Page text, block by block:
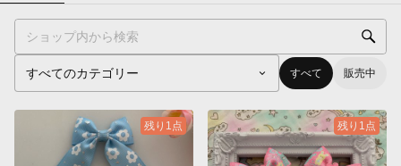
すべて 販売中
残り1点 残り1点